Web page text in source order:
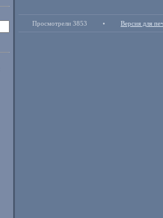
Просмотрели 3853 • Версия для